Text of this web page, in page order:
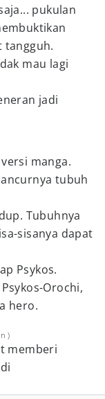
pukulan
tangguh.
mau lagi
jadi
manga.
tubuh
Tubuhnya
sisanya dapat
Psykos.
Orochi,
hero.
)
memberi